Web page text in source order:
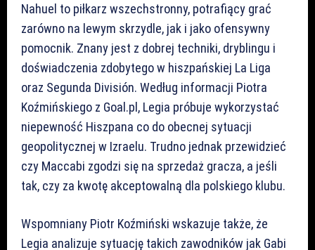
Nahuel to piłkarz wszechstronny, potrafiący grać
zarówno na lewym skrzydle, jak i jako ofensywny
pomocnik. Znany jest z dobrej techniki, dryblingu i
doświadczenia zdobytego w hiszpańskiej La Liga
oraz Segunda División. Według informacji Piotra
Koźmińskiego z Goal.pl, Legia próbuje wykorzystać
niepewność Hiszpana co do obecnej sytuacji
geopolitycznej w Izraelu. Trudno jednak przewidzieć
czy Maccabi zgodzi się na sprzedaż gracza, a jeśli
tak, czy za kwotę akceptowalną dla polskiego klubu.
Wspomniany Piotr Koźmiński wskazuje także, że
Legia analizuje sytuację takich zawodników jak Gabi